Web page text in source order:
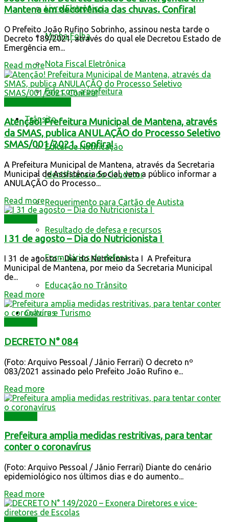
Livro Eletrônico
Minha Folha
Nota Fiscal Eletrônica
Fale com a prefeitura
Trânsito
Edital de Notificação
Identificacao do Condutor
Requerimento para Cartão de Autista
Resultado de defesa e recursos
Formulários de defesa
Educação no Trânsito
Cultura e Turismo
Mantena em decorrência das chuvas. Confira!
O Prefeito João Rufino Sobrinho, assinou nesta tarde o
Decreto 189/2021, através do qual ele Decretou Estado de
Emergência em...
Read more
Atenção! Prefeitura Municipal de Mantena, através
da SMAS, publica ANULAÇÃO do Processo Seletivo
SMAS/001/2021. Confira!
A Prefeitura Municipal de Mantena, através da Secretaria
Municipal de Assistência Social, vem a público informar a
ANULAÇÃO do Processo...
Read more
I 31 de agosto – Dia do Nutricionista I
I 31 de agosto - Dia do Nutricionista I A Prefeitura
Municipal de Mantena, por meio da Secretaria Municipal
de...
Read more
DECRETO N° 084
(Foto: Arquivo Pessoal / Jânio Ferrari) O decreto nº
083/2021 assinado pelo Prefeito João Rufino e...
Read more
Prefeitura amplia medidas restritivas, para tentar
conter o coronavírus
(Foto: Arquivo Pessoal / Jânio Ferrari) Diante do cenário
epidemiológico nos últimos dias e do aumento...
Read more